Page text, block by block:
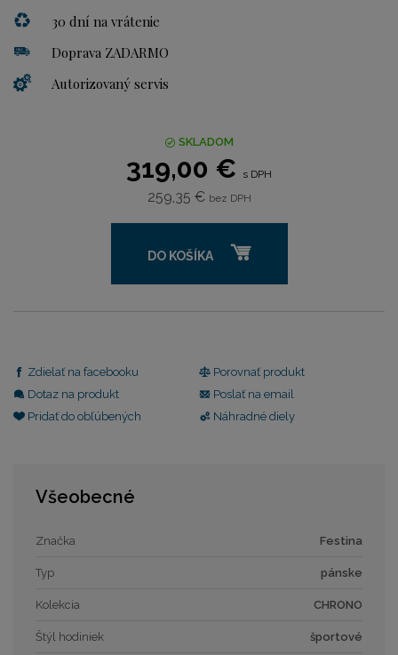
30 dní na vrátenie
Doprava ZADARMO
Autorizovaný servis
SKLADOM
319,00 € s DPH
259,35 € bez DPH
DO KOŠÍKA
Zdielať na facebooku
Porovnať produkt
Dotaz na produkt
Poslať na email
Pridať do obľúbených
Náhradné diely
Všeobecné
Značka Festina
Typ pánske
Kolekcia CHRONO
Štýl hodiniek športové